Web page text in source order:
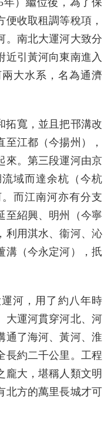
年）繼位後，為了保
收取租調等稅項，
。南北大運河大致分
近引黃河向東南進入
大水系，名為通濟
拓寬，並且把邗溝改
江都（今揚州），
來。第三段運河由京
域而達余杭（今杭
而江南河亦有分支
至紹興、明州（今寧
利用淇水、衞河、沁
溝（今永定河），扺
河，用了約八年時
大運河貫穿河北、河
通了海河、黃河、淮
長約二千公里。工程
龐大，堪稱人類文明
北方的萬里長城才可